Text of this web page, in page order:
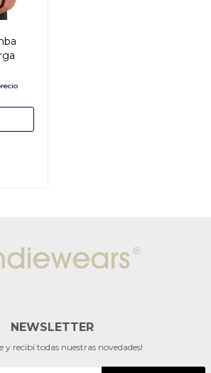
NEWSLETTER
y recibí todas nuestras novedades!